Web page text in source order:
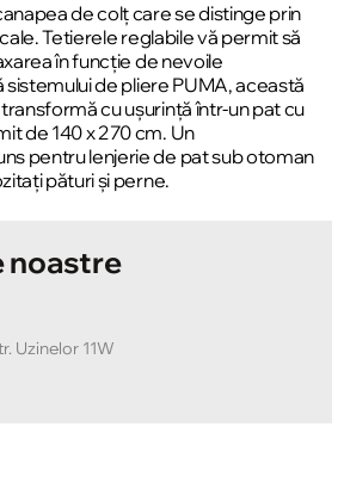
de colț care se distinge prin
Tetierele reglabile vă permit să
în funcție de nevoile
sistemului de pliere PUMA, această
cu ușurință într-un pat cu
de 140 x 270 cm. Un
pentru lenjerie de pat sub otoman
pături și perne.
noastre
Uzinelor 11W